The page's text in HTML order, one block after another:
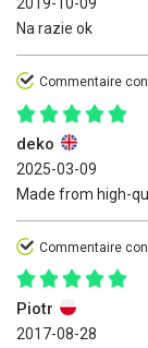
2019-10-09
Na razie ok
Commentaire
deko
2025-03-09
Made from high-
Commentaire
Piotr
2017-08-28